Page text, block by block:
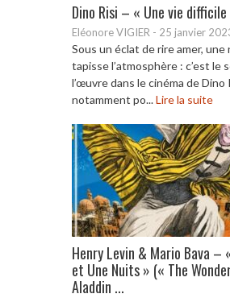
Dino Risi – « Une vie difficile
Eléonore VIGIER - 25 janvier
Sous un éclat de rire amer, une
tapisse l’atmosphère : c’est le
l’œuvre dans le cinéma de Dino
notamment po...Lire la suite
Henry Levin & Mario Bava –
et Une Nuits » (« The
Aladdin ...